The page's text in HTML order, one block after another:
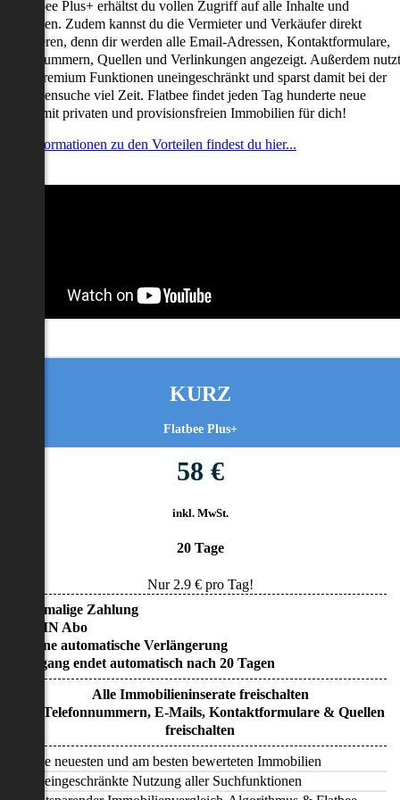
Flatbee Plus+ erhältst du vollen Zugriff auf alle Inhalte und
Zudem kannst du die Vermieter und Verkäufer direkt
denn dir werden alle Email-Adressen, Kontaktformulare,
Quellen und Verlinkungen angezeigt. Außerdem nutzt
alle Premium Funktionen uneingeschränkt und sparst damit bei der
viel Zeit. Flatbee findet jeden Tag hunderte neue
mit privaten und provisionsfreien Immobilien für dich!
Informationen zu den Vorteilen findest du hier...
KURZ
Flatbee Plus+
58 €
inkl. MwSt.
20 Tage
Nur 2.9€ pro Tag!
• Einmalige Zahlung
• KEIN Abo
• Keine automatische Verlängerung
• Zugang endet automatisch nach 20 Tagen
Alle Immobilieninserate freischalten
Alle Telefonnummern, E-Mails, Kontaktformulare & Quellen
freischalten
Alle neuesten und am besten bewerteten Immobilien
Uneingeschränkte Nutzung aller Suchfunktionen